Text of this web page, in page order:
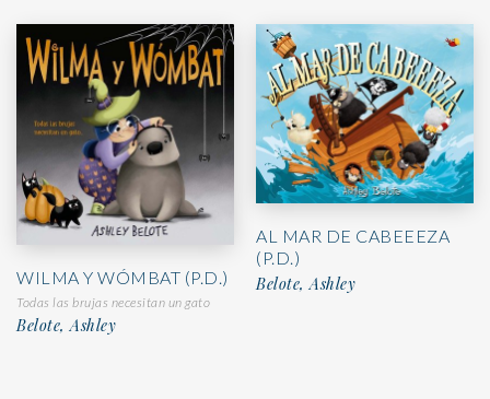
WILMA Y WÓMBAT (P.D.)
Todas las brujas necesitan un gato
Belote, Ashley
AL MAR DE CABEEEZA
(P.D.)
Belote, Ashley